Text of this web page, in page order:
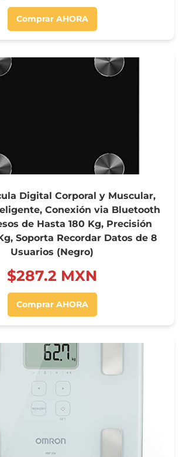
Comprar AHORA
Digital Corporal y Muscular,
Conexión via Bluetooth
de Hasta 180 Kg, Precisión
Soporta Recordar Datos de 8
Usuarios (Negro)
$‍287.2 MXN
Comprar AHORA